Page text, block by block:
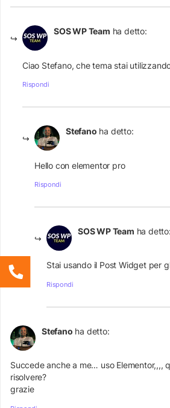
SOS WP Team ha detto:
Ciao Stefano, che tema stai
Rispondi
Stefano ha detto:
Hello con elementor pro
Rispondi
SOS WP Team ha detto:
Stai usando il Post Widget per
Rispondi
Stefano ha detto:
Succede anche a me… uso Elementor,,,,
risolvere?
grazie